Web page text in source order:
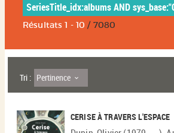
SeriesTitle_idx:albums AND
Résultats1 - 10 / 7080
Tri : Pertinence
CERISE À TRAVERS L'ESPACE